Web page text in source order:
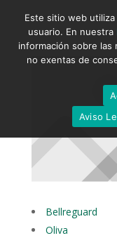
Bellreguard
Oliva
Este sitio web
usuario. En nuestra
información sobre las
no exentas de
Aviso